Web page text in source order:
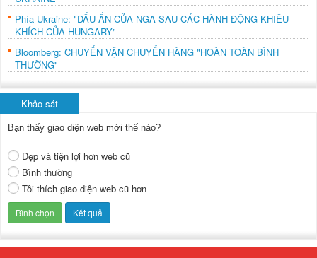
Phía Ukraine: "DẤU ẤN CỦA NGA SAU CÁC HÀNH ĐỘNG KHIÊU
KHÍCH CỦA HUNGARY"
Bloomberg: CHUYẾN VẬN CHUYỂN HÀNG "HOÀN TOÀN BÌNH
THƯỜNG"
Khảo sát
Bạn thấy giao diện web mới thế nào?
Đẹp và tiện lợi hơn web cũ
Bình thường
Tôi thích giao diện web cũ hơn